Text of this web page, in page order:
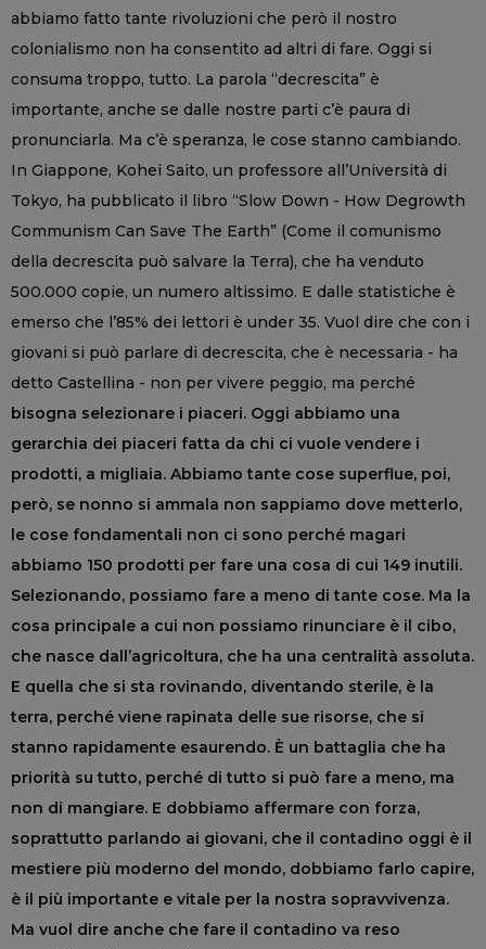
abbiamo fatto tante rivoluzioni che però il nostro
colonialismo non ha consentito ad altri di fare. Oggi si
consuma troppo, tutto. La parola “decrescita” è
importante, anche se dalle nostre parti c’è paura di
pronunciarla. Ma c’è speranza, le cose stanno cambiando.
In Giappone, Kohei Saito, un professore all’Università di
Tokyo, ha pubblicato il libro “Slow Down - How Degrowth
Communism Can Save The Earth” (Come il comunismo
della decrescita può salvare la Terra), che ha venduto
500.000 copie, un numero altissimo. E dalle statistiche è
emerso che l’85% dei lettori è under 35. Vuol dire che con i
giovani si può parlare di decrescita, che è necessaria - ha
detto Castellina - non per vivere peggio, ma perché
bisogna selezionare i piaceri. Oggi abbiamo una
gerarchia dei piaceri fatta da chi ci vuole vendere i
prodotti, a migliaia. Abbiamo tante cose superflue, poi,
però, se nonno si ammala non sappiamo dove metterlo,
le cose fondamentali non ci sono perché magari
abbiamo 150 prodotti per fare una cosa di cui 149 inutili.
Selezionando, possiamo fare a meno di tante cose. Ma la
cosa principale a cui non possiamo rinunciare è il cibo,
che nasce dall’agricoltura, che ha una centralità assoluta.
E quella che si sta rovinando, diventando sterile, è la
terra, perché viene rapinata delle sue risorse, che si
stanno rapidamente esaurendo. È un battaglia che ha
priorità su tutto, perché di tutto si può fare a meno, ma
non di mangiare. E dobbiamo affermare con forza,
soprattutto parlando ai giovani, che il contadino oggi è il
mestiere più moderno del mondo, dobbiamo farlo capire,
è il più importante e vitale per la nostra sopravvivenza.
Ma vuol dire anche che fare il contadino va reso